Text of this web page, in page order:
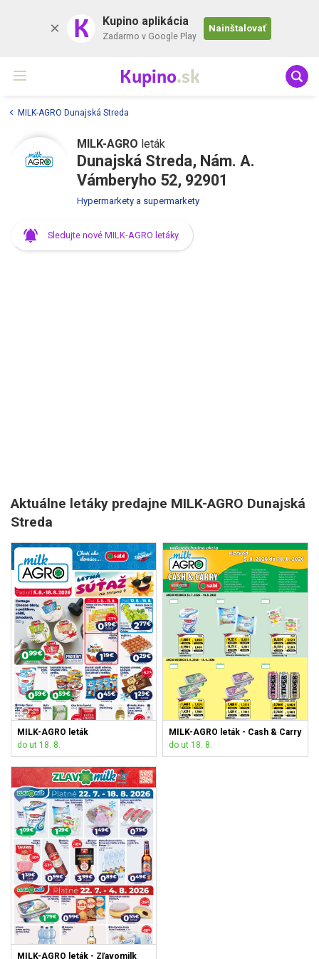
K Kupino aplikácia
Zadarmo v Google Play
Nainštalovať
Kupino.sk
MILK-AGRO Dunajská Streda
MILK-AGRO leták
Dunajská Streda, Nám. A.
Vámberyho 52, 92901
Hypermarkety a supermarkety
Sledujte nové MILK-AGRO letáky
Aktuálne letáky predajne MILK-AGRO Dunajská
Streda
MILK-AGRO leták
do ut 18. 8.
MILK-AGRO leták - Cash & Carry
do ut 18. 8.
MILK-AGRO leták - Zľavomilk